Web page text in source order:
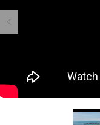
Previous